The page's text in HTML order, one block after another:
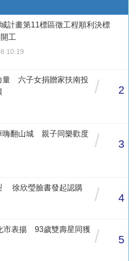
計畫第11標區徵工程順利決標
工
10:19
量 六子女捐贈家扶南投
/ 2
嗨翻山城 親子同樂歡度
/ 3
徐欣瑩臉書發起認購
/ 4
市表揚 93歲雙壽星同獲 / 5